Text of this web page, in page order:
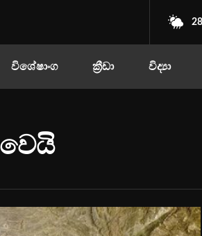
විශේෂාංග ක්‍රීඩා විද්‍යා